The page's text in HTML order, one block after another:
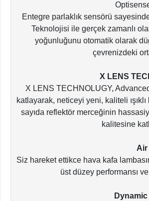
Entegre parlaklık sensörü
Teknolojisi ile gerçek zamanlı
yoğunluğunu otomatik olarak
çevrenizdeki
X LENS
X LENS TECHNOLUGY,
katlayarak, neticeyi yeni, kaliteli
sayıda reflektör merceğinin
kalitesine
Air
Siz hareket ettikce hava kafa
üst düzey performansı